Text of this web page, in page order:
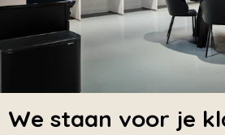
We staan voor je